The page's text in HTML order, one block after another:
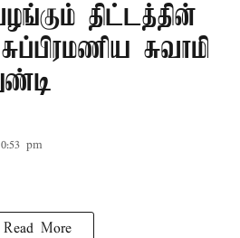
திட்டத்தின்
சுவாமி
pm
Read More